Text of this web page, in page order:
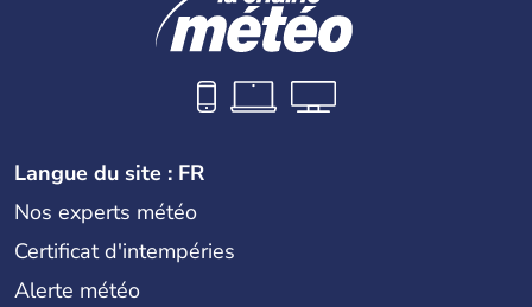
Langue du site : FR
Nos experts météo
Certificat d'intempéries
Alerte météo